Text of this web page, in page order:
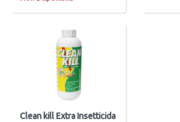
Clean kill Extra Insetticida